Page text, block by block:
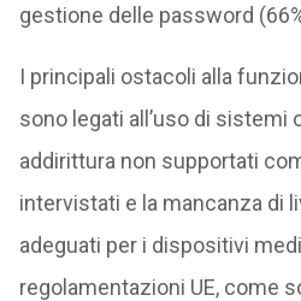
gestione delle password
I principali ostacoli alla
sono legati all’uso di sistemi
addirittura non supportati
intervistati e la mancanza di
adeguati per i dispositivi
regolamentazioni UE, come